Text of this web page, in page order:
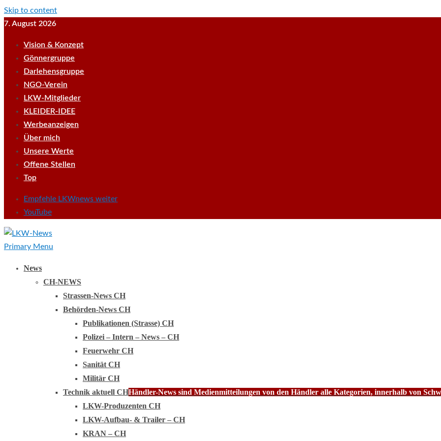
Skip to content
7. August 2026
Vision & Konzept
Gönnergruppe
Darlehensgruppe
NGO-Verein
LKW-Mitglieder
KLEIDER-IDEE
Werbeanzeigen
Über mich
Unsere Werte
Offene Stellen
Top
Empfehle LKWnews weiter
YouTube
Primary Menu
News
CH-NEWS
Strassen-News CH
Behörden-News CH
Publikationen (Strasse) CH
Polizei – Intern – News – CH
Feuerwehr CH
Sanität CH
Militär CH
Technik aktuell CHHändler-News sind Medienmitteilungen von den Händler alle Kategorien, innerhalb von
LKW-Produzenten CH
LKW-Aufbau- & Trailer – CH
KRAN – CH